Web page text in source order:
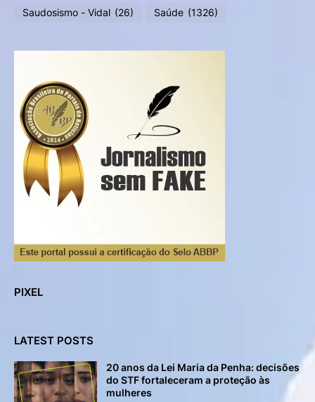
Saudosismo - Vidal (26) Saúde (1326)
PIXEL
LATEST POSTS
20 anos da Lei Maria da Penha: decisões
do STF fortaleceram a proteção às
mulheres